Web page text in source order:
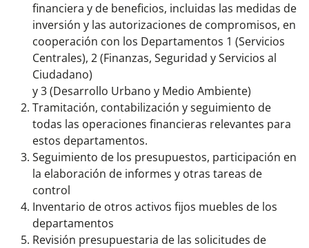
financiera y de beneficios, incluidas las medidas de
inversión y las autorizaciones de compromisos, en
cooperación con los Departamentos 1 (Servicios
Centrales), 2 (Finanzas, Seguridad y Servicios al
Ciudadano)
y 3 (Desarrollo Urbano y Medio Ambiente)
Tramitación, contabilización y seguimiento de
todas las operaciones financieras relevantes para
estos departamentos.
Seguimiento de los presupuestos, participación en
la elaboración de informes y otras tareas de
control
Inventario de otros activos fijos muebles de los
departamentos
Revisión presupuestaria de las solicitudes de